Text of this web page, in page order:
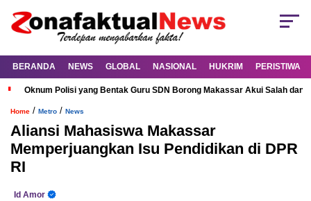
BERANDA NEWS GLOBAL NASIONAL HUKRIM PERISTIWA
Oknum Polisi yang Bentak Guru SDN Borong Makassar Akui Salah dan
Home / Metro / News
Aliansi Mahasiswa Makassar
Memperjuangkan Isu Pendidikan di DPR
RI
Id Amor